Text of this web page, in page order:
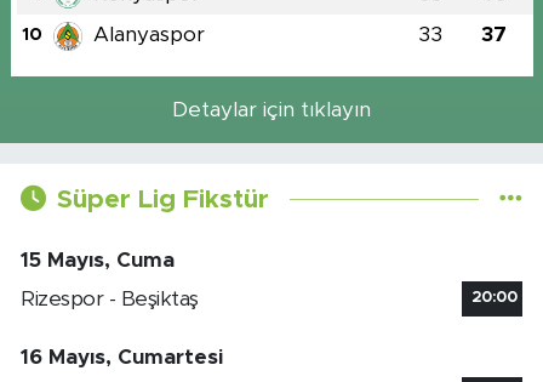
10 Alanyaspor 33 37
Detaylar için tıklayın
Süper Lig Fikstür
15 Mayıs, Cuma
Rizespor - Beşiktaş
20:00
16 Mayıs, Cumartesi